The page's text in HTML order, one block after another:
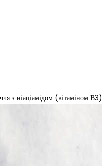
з ніаціамідом (вітаміном В3)